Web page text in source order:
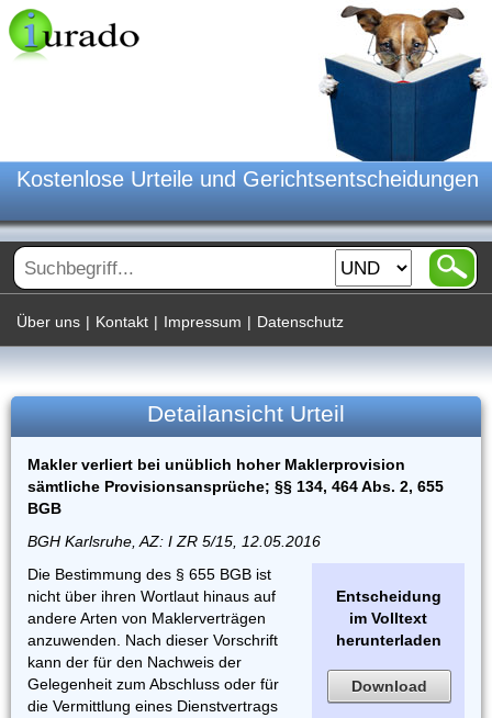
Kostenlose Urteile und Gerichtsentscheidungen
Über uns | Kontakt | Impressum | Datenschutz
Detailansicht Urteil
Makler verliert bei unüblich hoher Maklerprovision
sämtliche Provisionsansprüche; §§ 134, 464 Abs. 2, 655
BGB
BGH Karlsruhe, AZ: I ZR 5/15, 12.05.2016
Entscheidung
im Volltext
herunterladen
Download
Die Bestimmung des § 655 BGB ist
nicht über ihren Wortlaut hinaus auf
andere Arten von Maklerverträgen
anzuwenden. Nach dieser Vorschrift
kann der für den Nachweis der
Gelegenheit zum Abschluss oder für
die Vermittlung eines Dienstvertrags